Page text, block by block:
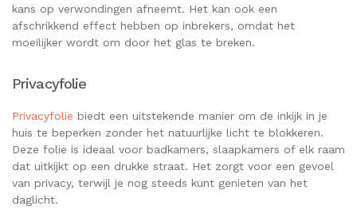
kans op verwondingen afneemt. Het kan ook een
afschrikkend effect hebben op inbrekers, omdat het
moeilijker wordt om door het glas te breken.
Privacyfolie
Privacyfolie biedt een uitstekende manier om de inkijk in je
huis te beperken zonder het natuurlijke licht te blokkeren.
Deze folie is ideaal voor badkamers, slaapkamers of elk raam
dat uitkijkt op een drukke straat. Het zorgt voor een gevoel
van privacy, terwijl je nog steeds kunt genieten van het
daglicht.